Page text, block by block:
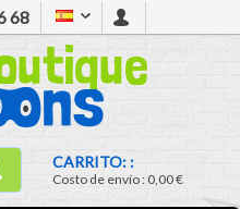
68
CARRITO: :
Costo de envío :0,00 €